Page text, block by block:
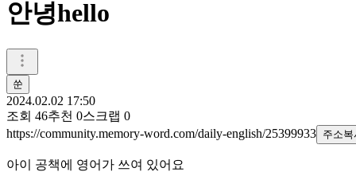
안녕hello
쑨
2024.02.02 17:50
조회 46추천 0스크랩 0
https://community.memory-word.com/daily-english/25399933 주소복
아이 공책에 영어가 쓰여 있어요